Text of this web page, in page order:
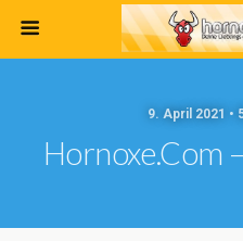
9. April 2021 •
Hornoxe.com